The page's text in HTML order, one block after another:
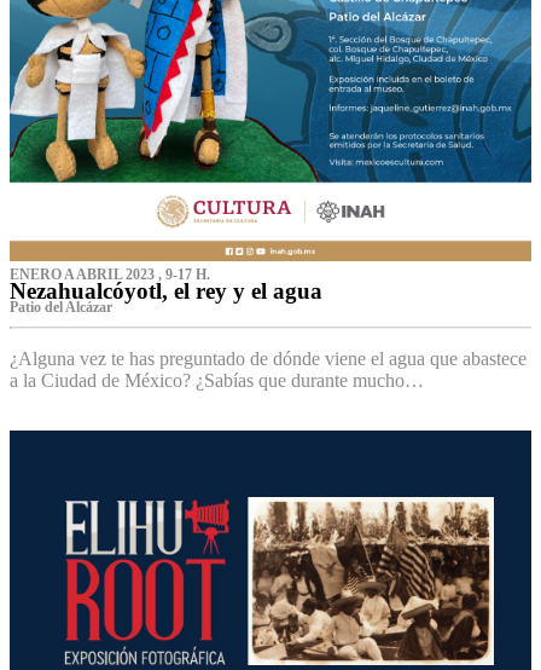
ENERO A ABRIL 2023 , 9-17 H.
Nezahualcóyotl, el rey y el agua
Patio del Alcázar
¿Alguna vez te has preguntado de dónde viene el agua que abastece
a la Ciudad de México? ¿Sabías que durante mucho…